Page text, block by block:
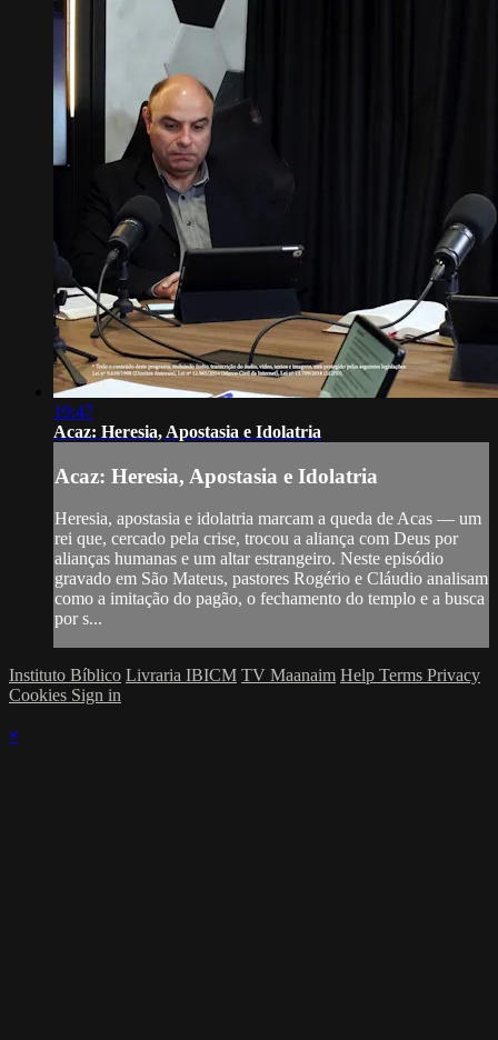
19:47
Acaz: Heresia, Apostasia e Idolatria
Acaz: Heresia, Apostasia e Idolatria
Heresia, apostasia e idolatria marcam a queda de Acas — um
rei que, cercado pela crise, trocou a aliança com Deus por
alianças humanas e um altar estrangeiro. Neste episódio
gravado em São Mateus, pastores Rogério e Cláudio analisam
como a imitação do pagão, o fechamento do templo e a busca
por s...
Instituto Bíblico Livraria IBICM TV Maanaim Help Terms Privacy
Cookies Sign in
×